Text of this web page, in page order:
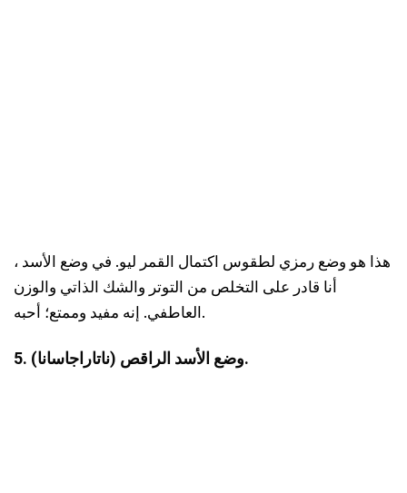
هذا هو وضع رمزي لطقوس اكتمال القمر ليو. في وضع الأسد ،
أنا قادر على التخلص من التوتر والشك الذاتي والوزن
العاطفي. إنه مفيد وممتع؛ أحبه.
5. وضع الأسد الراقص (ناتاراجاسانا).